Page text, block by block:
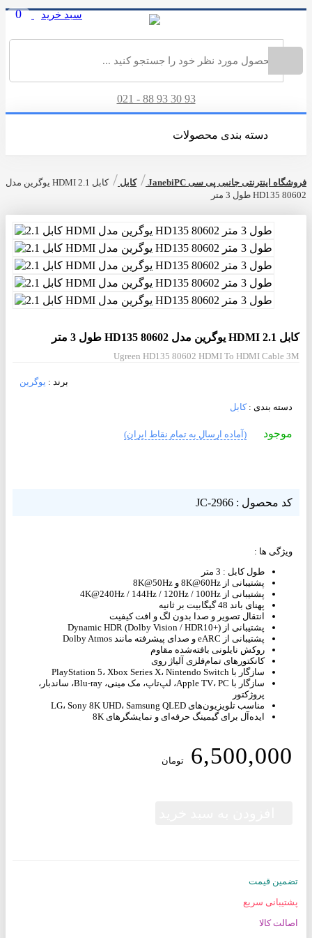
0 سبد خرید
021 - 88 93 30 93
دسته بندی محصولات
فروشگاه اینترنتی جانبی پی سی JanebiPC /کابل /
کابل 2.1 HDMI یوگرین مدل
HD135 80602 طول 3 متر
کابل 2.1 HDMI یوگرین مدل HD135 80602 طول 3 متر
Ugreen HD135 80602 HDMI To HDMI Cable 3M
برند : یوگرین
دسته بندی : کابل
موجود (آماده ارسال به تمام نقاط ایران)
کد محصول : JC-2966
ویژگی ها :
طول کابل : 3 متر
پشتیبانی از 8K@60Hz و 8K@50Hz
پشتیبانی از 4K@240Hz / 144Hz / 120Hz / 100Hz
پهنای باند 48 گیگابیت بر ثانیه
انتقال تصویر و صدا بدون لگ و افت کیفیت
پشتیبانی از Dynamic HDR (Dolby Vision / HDR10+)
پشتیبانی از eARC و صدای پیشرفته مانند Dolby Atmos
روکش نایلونی بافته‌شده مقاوم
کانکتورهای تمام‌فلزی آلیاژ روی
سازگار با PlayStation 5، Xbox Series X، Nintendo Switch
سازگار با Apple TV، PC، لپ‌تاپ، مک مینی، Blu-ray، ساندبار،
پروژکتور
مناسب تلویزیون‌های LG، Sony 8K UHD، Samsung QLED
ایده‌آل برای گیمینگ حرفه‌ای و نمایشگرهای 8K
6,500,000 تومان
تضمین قیمت
پشتیبانی سریع
اصالت کالا